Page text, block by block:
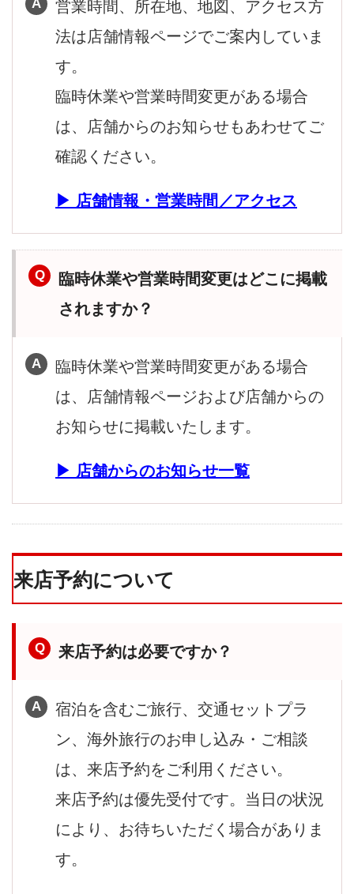
営業時間、所在地、地図、アクセス方
法は店舗情報ページでご案内していま
す。
臨時休業や営業時間変更がある場合
は、店舗からのお知らせもあわせてご
確認ください。
店舗情報・営業時間／アクセス
臨時休業や営業時間変更はどこに掲載
されますか？
臨時休業や営業時間変更がある場合
は、店舗情報ページおよび店舗からの
お知らせに掲載いたします。
店舗からのお知らせ一覧
来店予約について
来店予約は必要ですか？
宿泊を含むご旅行、交通セットプラ
ン、海外旅行のお申し込み・ご相談
は、来店予約をご利用ください。
来店予約は優先受付です。当日の状況
により、お待ちいただく場合がありま
す。